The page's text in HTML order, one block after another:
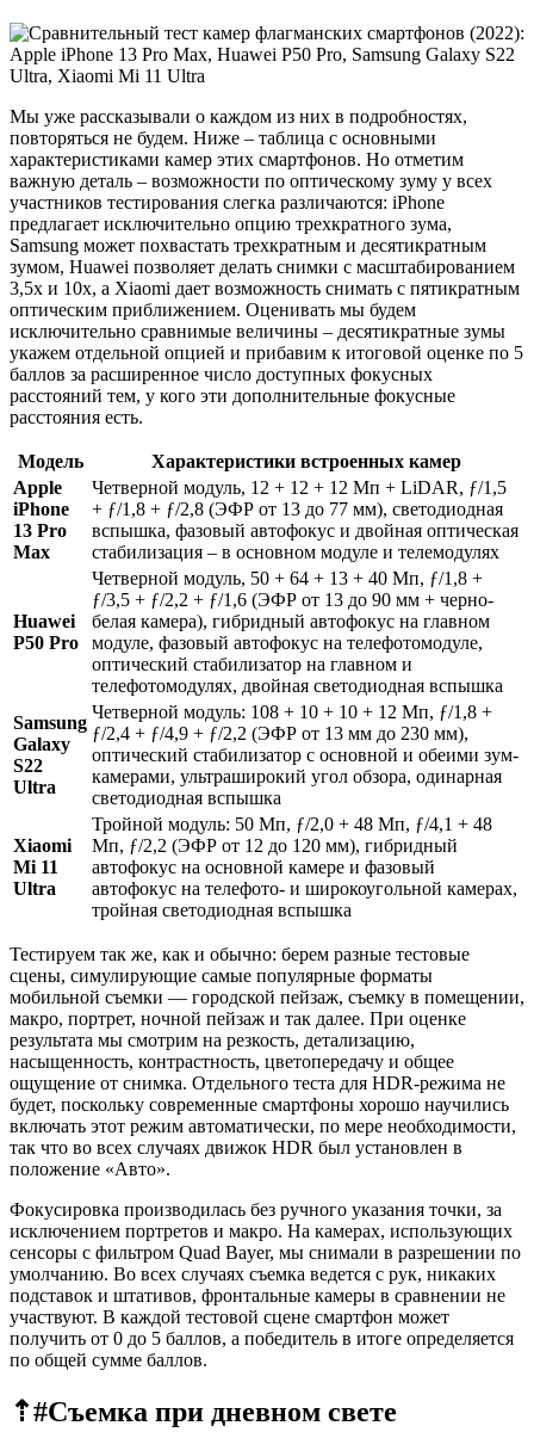
Мы уже рассказывали о каждом из них в подробностях,
повторяться не будем. Ниже – таблица с основными
характеристиками камер этих смартфонов. Но отметим
важную деталь – возможности по оптическому зуму у всех
участников тестирования слегка различаются: iPhone
предлагает исключительно опцию трехкратного зума,
Samsung может похвастать трехкратным и десятикратным
зумом, Huawei позволяет делать снимки с масштабированием
3,5х и 10х, а Xiaomi дает возможность снимать с пятикратным
оптическим приближением. Оценивать мы будем
исключительно сравнимые величины – десятикратные зумы
укажем отдельной опцией и прибавим к итоговой оценке по 5
баллов за расширенное число доступных фокусных
расстояний тем, у кого эти дополнительные фокусные
расстояния есть.
Модель
Характеристики встроенных камер
Apple
iPhone
13 Pro
Max
Четверной модуль, 12 + 12 + 12 Мп + LiDAR, ƒ/1,5
+ ƒ/1,8 + ƒ/2,8 (ЭФР от 13 до 77 мм), светодиодная
вспышка, фазовый автофокус и двойная оптическая
стабилизация – в основном модуле и телемодулях
Huawei
P50 Pro
Четверной модуль, 50 + 64 + 13 + 40 Мп, ƒ/1,8 +
ƒ/3,5 + ƒ/2,2 + ƒ/1,6 (ЭФР от 13 до 90 мм + черно-
белая камера), гибридный автофокус на главном
модуле, фазовый автофокус на телефотомодуле,
оптический стабилизатор на главном и
телефотомодулях, двойная светодиодная вспышка
Samsung
Galaxy
S22
Ultra
Четверной модуль: 108 + 10 + 10 + 12 Мп, ƒ/1,8 +
ƒ/2,4 + ƒ/4,9 + ƒ/2,2 (ЭФР от 13 мм до 230 мм),
оптический стабилизатор с основной и обеими зум-
камерами, ультраширокий угол обзора, одинарная
светодиодная вспышка
Xiaomi
Mi 11
Ultra
Тройной модуль: 50 Мп, ƒ/2,0 + 48 Мп, ƒ/4,1 + 48
Мп, ƒ/2,2 (ЭФР от 12 до 120 мм), гибридный
автофокус на основной камере и фазовый
автофокус на телефото- и широкоугольной камерах,
тройная светодиодная вспышка
Тестируем так же, как и обычно: берем разные тестовые
сцены, симулирующие самые популярные форматы
мобильной съемки — городской пейзаж, съемку в помещении,
макро, портрет, ночной пейзаж и так далее. При оценке
результата мы смотрим на резкость, детализацию,
насыщенность, контрастность, цветопередачу и общее
ощущение от снимка. Отдельного теста для HDR-режима не
будет, поскольку современные смартфоны хорошо научились
включать этот режим автоматически, по мере необходимости,
так что во всех случаях движок HDR был установлен в
положение «Авто».
Фокусировка производилась без ручного указания точки, за
исключением портретов и макро. На камерах, использующих
сенсоры с фильтром Quad Bayer, мы снимали в разрешении по
умолчанию. Во всех случаях съемка ведется с рук, никаких
подставок и штативов, фронтальные камеры в сравнении не
участвуют. В каждой тестовой сцене смартфон может
получить от 0 до 5 баллов, а победитель в итоге определяется
по общей сумме баллов.
⇡#Съемка при дневном свете